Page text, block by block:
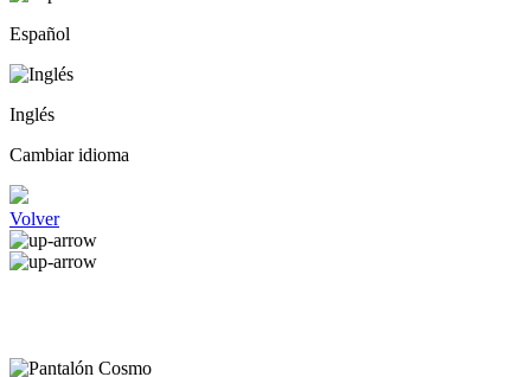
Español
Inglés
Cambiar idioma
Volver